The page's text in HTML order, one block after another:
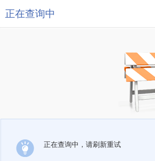
正在查询中
正在查询中，请刷新重试